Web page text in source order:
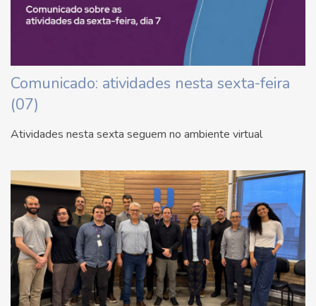
Comunicado: atividades nesta sexta-feira
(07)
Atividades nesta sexta seguem no ambiente virtual